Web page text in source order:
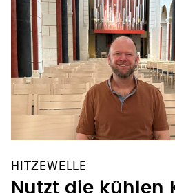
HITZEWELLE
Nutzt die kühlen